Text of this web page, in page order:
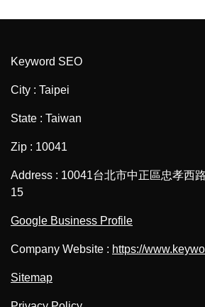
Keyword SEO
City : Taipei
State : Taiwan
Zip : 10041
Address : 10041台北市中正區忠孝西
15
Google Business Profile
Company Website : https://
Sitemap